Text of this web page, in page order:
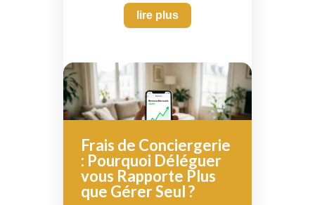
lire plus
Frais de Conciergerie
: Pourquoi Déléguer
vous Rapporte Plus
que Gérer Seul ?